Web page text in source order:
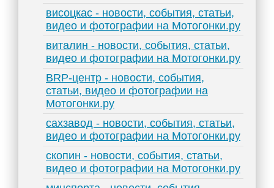
висоцкас - новости, события, статьи,
видео и фотографии на Мотогонки.ру
виталин - новости, события, статьи,
видео и фотографии на Мотогонки.ру
BRP-центр - новости, события,
статьи, видео и фотографии на
Мотогонки.ру
сахзавод - новости, события, статьи,
видео и фотографии на Мотогонки.ру
скопин - новости, события, статьи,
видео и фотографии на Мотогонки.ру